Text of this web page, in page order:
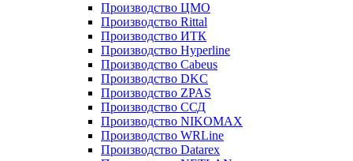
Производство ЦМО
Производство Rittal
Производство ИТК
Производство Hyperline
Производство Cabeus
Производство DKC
Производство ZPAS
Производство ССД
Производство NIKOMAX
Производство WRLine
Производство Datarex